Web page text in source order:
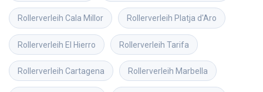
Rollerverleih Cala Millor Rollerverleih Platja d'Aro
Rollerverleih El Hierro Rollerverleih Tarifa
Rollerverleih Cartagena Rollerverleih Marbella